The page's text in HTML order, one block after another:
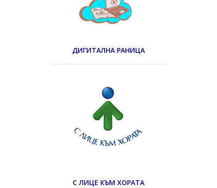
ДИГИТАЛНА РАНИЦА
С ЛИЦЕ КЪМ ХОРАТА